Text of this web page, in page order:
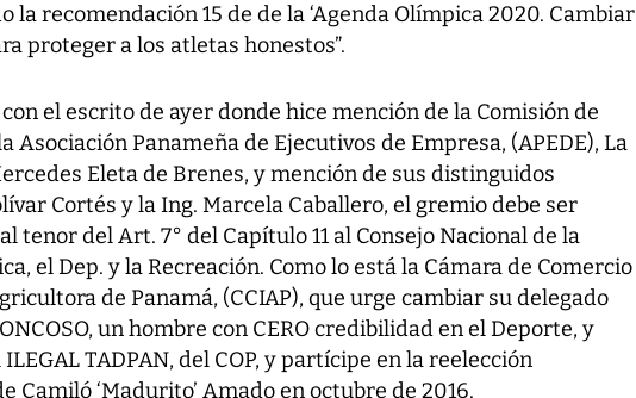
la recomendación 15 de de la ‘Agenda Olímpica 2020. Cambiar
proteger a los atletas honestos”.
el escrito de ayer donde hice mención de la Comisión de
Asociación Panameña de Ejecutivos de Empresa, (APEDE), La
Eleta de Brenes, y mención de sus distinguidos
Cortés y la Ing. Marcela Caballero, el gremio debe ser
tenor del Art. 7° del Capítulo 11 al Consejo Nacional de la
el Dep. y la Recreación. Como lo está la Cámara de Comercio
de Panamá, (CCIAP), que urge cambiar su delegado
un hombre con CERO credibilidad en el Deporte, y
TADPAN, del COP, y partícipe en la reelección
Camiló ‘Madurito’ Amado en octubre de 2016.